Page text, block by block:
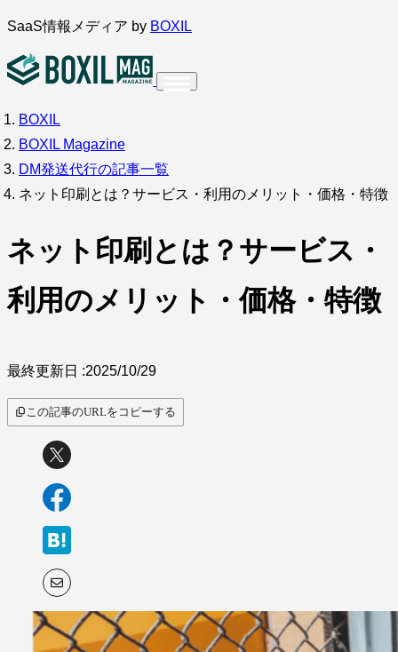
内
を
キ
ッ
プ
SaaS情報メディア by BOXIL
インタビュー
サービス比較 キーワードから探す
SaaS情報メディア by
BOXIL
BOXIL Magazine
DM発送代行の記事一覧
ネット印刷とは？サービス・利用のメリット・価格・特徴
ネット印刷とは？サービス・
利用のメリット・価格・特徴
最終更新日 :2025/10/29
この記事のURLをコピーする